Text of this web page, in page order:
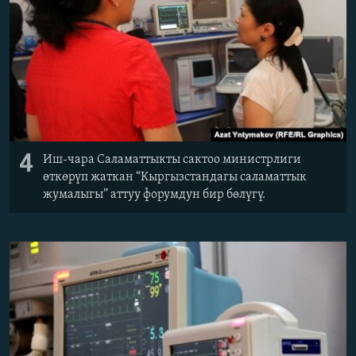
4
Иш-чара Саламаттыкты сактоо министрлиги
өткөрүп жаткан “Кыргызстандагы саламаттык
жумалыгы” аттуу форумдун бир бөлүгү.